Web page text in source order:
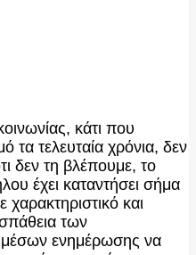
κάτι που
τα τελευταία χρόνια, δεν
δεν τη βλέπουμε, το
έχει καταντήσει σήμα
και
των
μέσων ενημέρωσης να